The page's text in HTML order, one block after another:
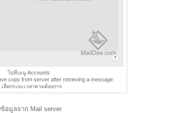
ไปที่เมนู Accounts
copy from server after retrieving a message:
เลือกระยะเวลาตามต้องการ
อมูลจาก Mail server